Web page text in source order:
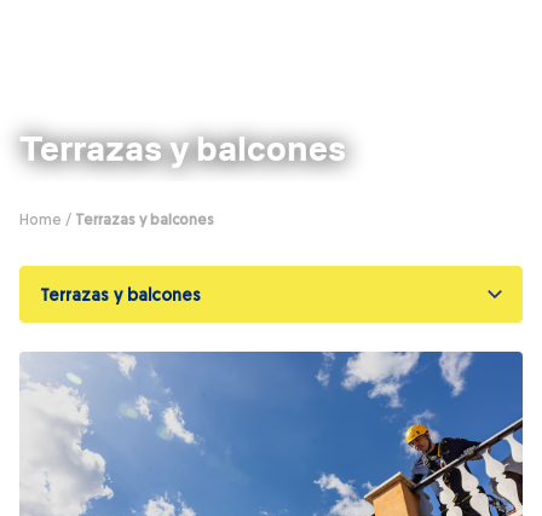
Terrazas y balcones
Home / Terrazas y balcones
Terrazas y balcones